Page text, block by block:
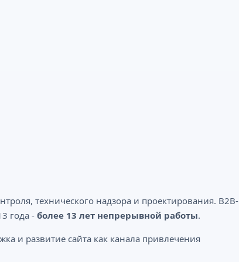
технического надзора и проектирования. B2B-
года - более 13 лет непрерывной работы.
и развитие сайта как канала привлечения